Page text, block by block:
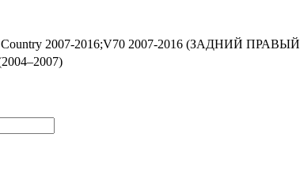
Country 2007-2016;V70 2007-2016 (ЗАДНИЙ ПРАВЫЙ